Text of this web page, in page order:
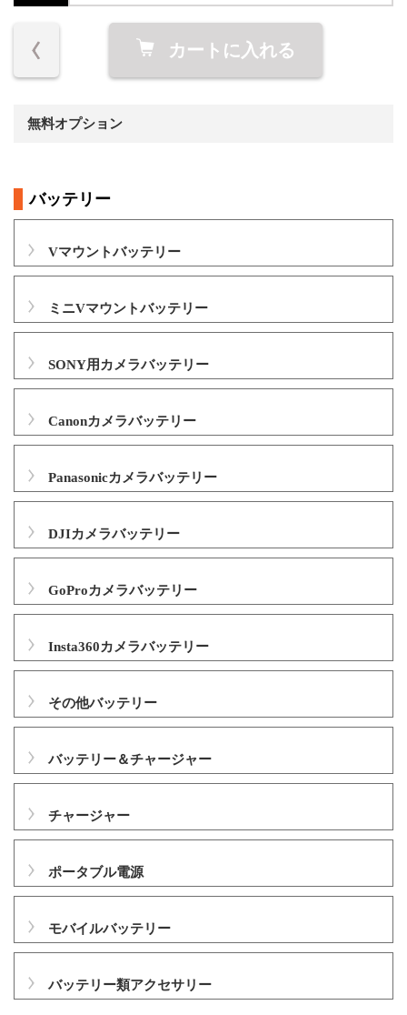
カートに入れる
無料オプション
バッテリー
Vマウントバッテリー
ミニVマウントバッテリー
SONY用カメラバッテリー
Canonカメラバッテリー
Panasonicカメラバッテリー
DJIカメラバッテリー
GoProカメラバッテリー
Insta360カメラバッテリー
その他バッテリー
バッテリー＆チャージャー
チャージャー
ポータブル電源
モバイルバッテリー
バッテリー類アクセサリー